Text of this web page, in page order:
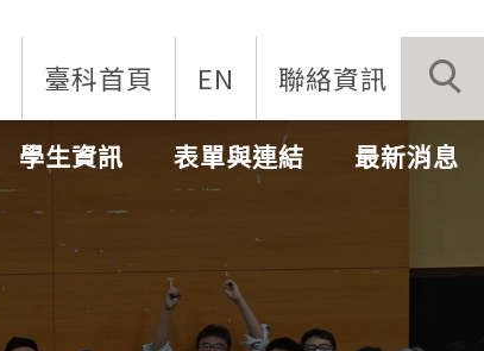
臺科首頁 EN 聯絡資訊
學生資訊 表單與連結 最新消息